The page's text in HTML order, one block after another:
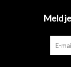
Meld